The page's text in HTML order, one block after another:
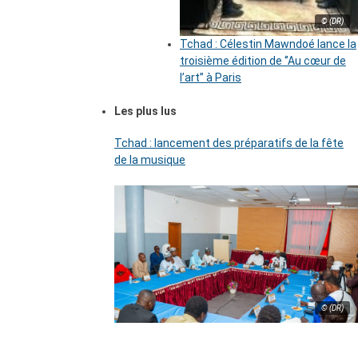
© (DR)
Tchad : Célestin Mawndoé lance la
troisième édition de ‘’Au cœur de
l’art’’ à Paris
Les plus lus
Tchad : lancement des préparatifs de la fête
de la musique
© (DR)